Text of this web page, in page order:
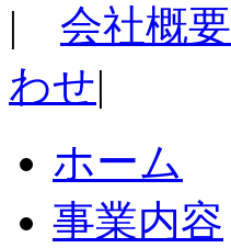
| 会社概要
わせ|
ホーム
事業内容